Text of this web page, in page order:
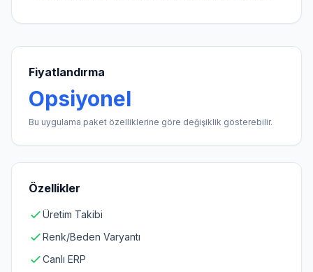
Fiyatlandırma
Opsiyonel
Bu uygulama paket özelliklerine göre değişiklik gösterebilir.
Özellikler
Üretim Takibi
Renk/Beden Varyantı
Canlı ERP